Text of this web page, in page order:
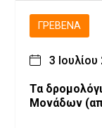
ΓΡΕΒΕΝΆ
3
Τα